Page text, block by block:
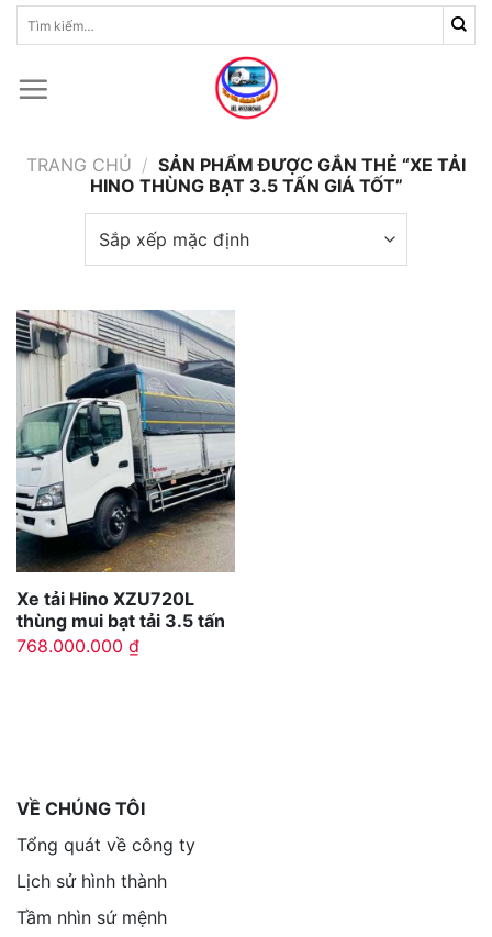
Skip
kiếm:
TRANG CHỦ / SẢN PHẨM ĐƯỢC GẮN THẺ “XE TẢI
HINO THÙNG BẠT 3.5 TẤN GIÁ TỐT”
Xe tải Hino XZU720L
thùng mui bạt tải 3.5 tấn
768.000.000 ₫
VỀ CHÚNG TÔI
Tổng quát về công ty
Lịch sử hình thành
Tầm nhìn sứ mệnh